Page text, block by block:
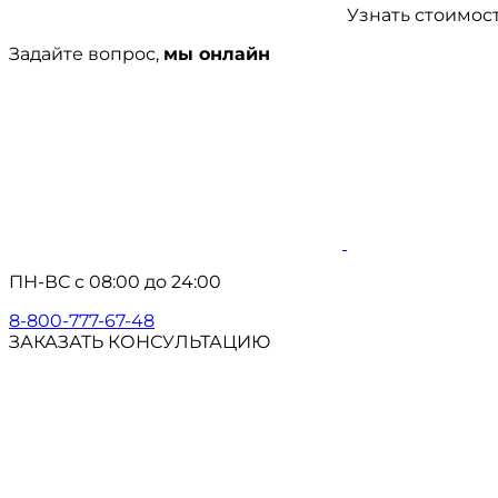
Узнать
Задайте вопрос, мы онлайн
ПН-ВС с 08:00 до 24:00
8-800-777-67-48
ЗАКАЗАТЬ КОНСУЛЬТАЦИЮ